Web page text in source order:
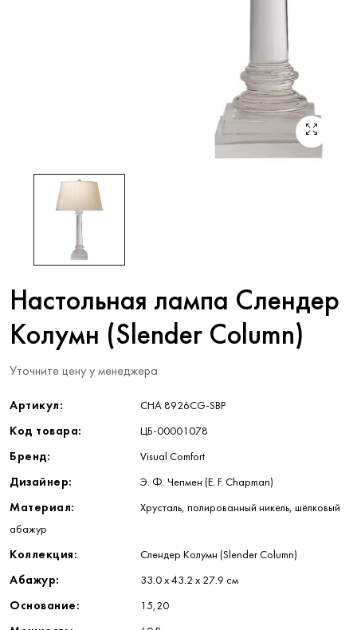
Настольная лампа Слендер
Колумн (Slender Column)
Уточните цену у менеджера
Артикул: CHA 8926CG-SBP
Код товара: ЦБ-00001078
Бренд: Visual Comfort
Дизайнер: Э. Ф. Чепмен (E. F. Chapman)
Материал: Хрусталь, полированный никель, шёлковый
абажур
Коллекция: Слендер Колумн (Slender Column)
Абажур: 33.0 х 43.2 х 27.9 см
Основание: 15,20